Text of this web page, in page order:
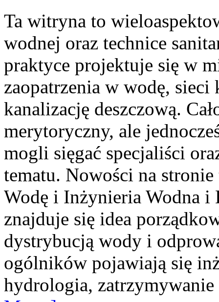
Ta witryna to
wodnej oraz technice
praktyce projektuje się w
zaopatrzenia w wodę,
kanalizację deszczową.
merytoryczny, ale
mogli sięgać specjaliści
tematu. Nowości na
Wodę i Inżynieria Wodna i
znajduje się idea
dystrybucją wody i
ogólników pojawiają się
hydrologia, zatrzymywanie